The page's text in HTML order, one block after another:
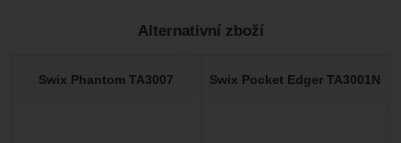
Nebyla přidána žádná recenze.
Alternativní zboží
Swix Phantom TA3007 Swix Pocket Edger TA3001N